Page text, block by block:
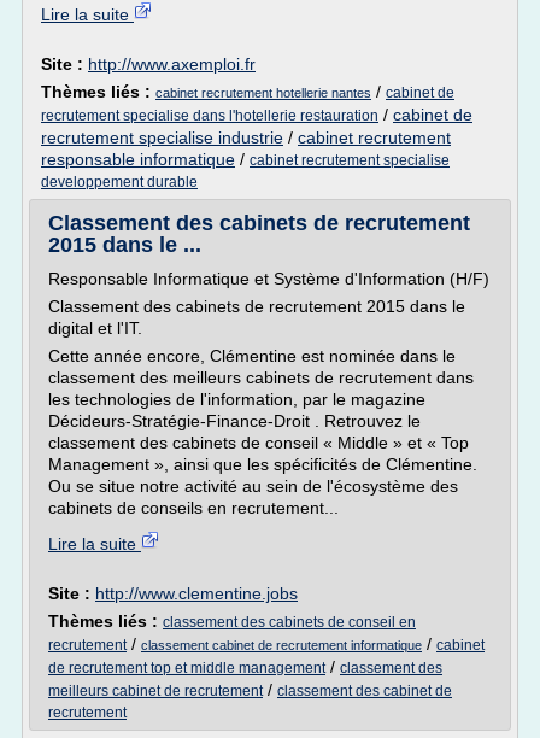
Lire la suite
Site : http://www.axemploi.fr
Thèmes liés : cabinet recrutement hotellerie nantes / cabinet de
recrutement specialise dans l'hotellerie restauration / cabinet de
recrutement specialise industrie / cabinet recrutement
responsable informatique / cabinet recrutement specialise
developpement durable
Classement des cabinets de recrutement
2015 dans le ...
Responsable Informatique et Système d'Information (H/F)
Classement des cabinets de recrutement 2015 dans le
digital et l'IT.
Cette année encore, Clémentine est nominée dans le
classement des meilleurs cabinets de recrutement dans
les technologies de l'information, par le magazine
Décideurs-Stratégie-Finance-Droit . Retrouvez le
classement des cabinets de conseil « Middle » et « Top
Management », ainsi que les spécificités de Clémentine.
Ou se situe notre activité au sein de l'écosystème des
cabinets de conseils en recrutement...
Lire la suite
Site : http://www.clementine.jobs
Thèmes liés : classement des cabinets de conseil en
recrutement/ classement cabinet de recrutement informatique / cabinet
de recrutement top et middle management/ classement des
meilleurs cabinet de recrutement/ classement des cabinet de
recrutement